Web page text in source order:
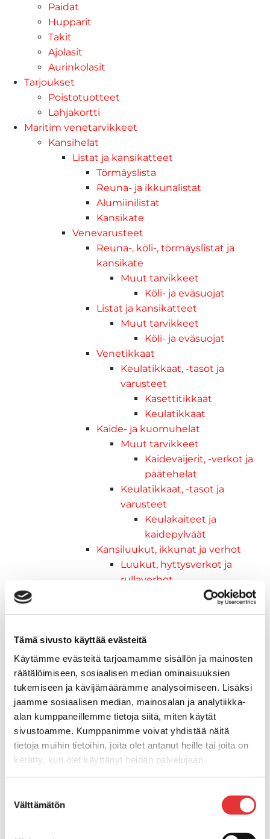
Tämä sivusto käyttää evästeitä
Käytämme evästeitä tarjoamamme sisällön ja mainosten
räätälöimiseen, sosiaalisen median ominaisuuksien
tukemiseen ja kävijämäärämme analysoimiseen. Lisäksi
jaamme sosiaalisen median, mainosalan ja analytiikka-
alan kumppaneillemme tietoja siitä, miten käytät
sivustoamme. Kumppanimme voivat yhdistää näitä
tietoja muihin tietoihin, joita olet antanut heille tai joita on
kerätty, kun olet käyttänyt heidän palvelujaan.
valinta
Välttämätön
Paidat
Hupparit
Takit
Ajolasit
Aurinkolasit
Tarjoukset
Poistotuotteet
Lahjakortti
Maritim venetarvikkeet
Kansihelat
Listat ja kansikatteet
Törmäyslista
Reuna- ja ikkunalistat
Alumiinilistat
Kansikate
Venevarusteet
Reuna-, köli-, törmäyslistat ja
kansikate
Muut tarvikkeet
Köli- ja eväsuojat
Listat ja kansikatteet
Muut tarvikkeet
Köli- ja eväsuojat
Venetikkaat
Keulatikkaat, -tasot ja
varusteet
Kasettitikkaat
Keulatikkaat
Kaide- ja kuomuhelat
Muut tarvikkeet
Kaidevaijerit, -verkot ja
päätehelat
Keulatikkaat, -tasot ja
varusteet
Keulakaiteet ja
kaidepylväät
Kansiluukut, ikkunat ja verhot
Luukut, hyttysverkot ja
rullaverhot
Venetikkaat
Uimatikkaat
Kasettitikkaat
Keulatikkaat
Köysitikkaat
Kiinnikkeet ja tukijalat
Kävelysillat
Muut kiinnityshelat
Koukkupidike
Pidike "clips", muovia